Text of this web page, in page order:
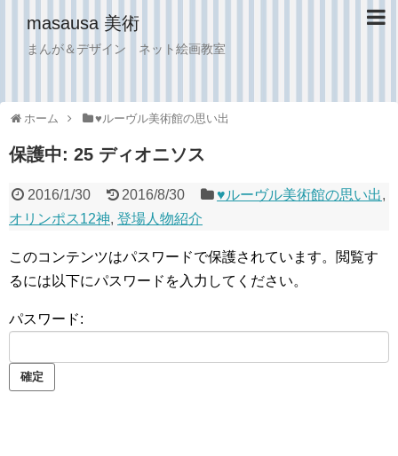
masausa 美術
まんが＆デザイン ネット絵画教室
ホーム ♥︎ルーヴル美術館の思い出
保護中: 25 ディオニソス
2016/1/30 2016/8/30 ♥︎ルーヴル美術館の思い出,
オリンポス12神, 登場人物紹介
このコンテンツはパスワードで保護されています。閲覧す
るには以下にパスワードを入力してください。
パスワード: